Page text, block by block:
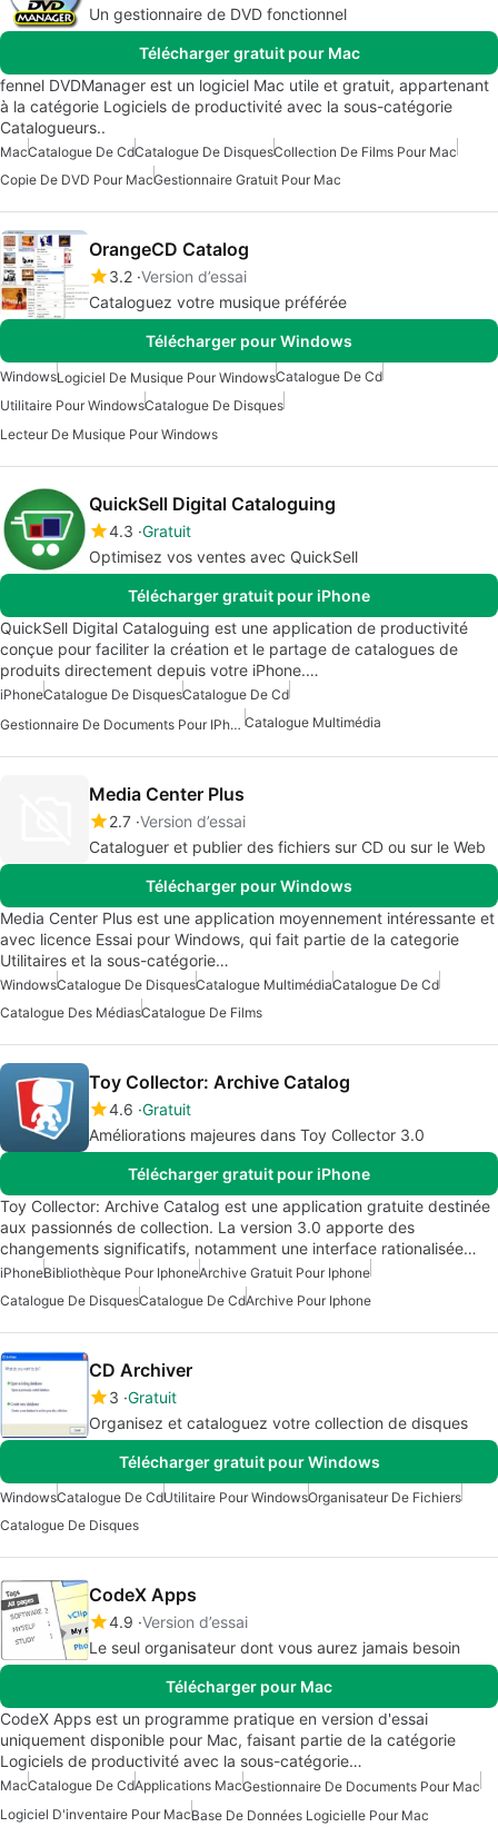
Un gestionnaire de DVD fonctionnel
Télécharger gratuit pour Mac
fennel DVDManager est un logiciel Mac utile et gratuit, appartenant
à la catégorie Logiciels de productivité avec la sous-catégorie
Catalogueurs..
MacCatalogue De CdCatalogue De DisquesCollection De Films Pour Mac
Copie De DVD Pour MacGestionnaire Gratuit Pour Mac
OrangeCD Catalog
3.2 Version d’essai
Cataloguez votre musique préférée
Télécharger pour Windows
WindowsLogiciel De Musique Pour WindowsCatalogue De Cd
Utilitaire Pour WindowsCatalogue De Disques
Lecteur De Musique Pour Windows
QuickSell Digital Cataloguing
4.3 Gratuit
Optimisez vos ventes avec QuickSell
Télécharger gratuit pour iPhone
QuickSell Digital Cataloguing est une application de productivité
conçue pour faciliter la création et le partage de catalogues de
produits directement depuis votre iPhone.…
iPhoneCatalogue De DisquesCatalogue De Cd
Gestionnaire De Documents Pour IPhone Catalogue Multimédia
Media Center Plus
2.7 Version d’essai
Cataloguer et publier des fichiers sur CD ou sur le Web
Télécharger pour Windows
Media Center Plus est une application moyennement intéressante et
avec licence Essai pour Windows, qui fait partie de la categorie
Utilitaires et la sous-catégorie…
WindowsCatalogue De DisquesCatalogue MultimédiaCatalogue De Cd
Catalogue Des MédiasCatalogue De Films
Toy Collector: Archive Catalog
4.6 Gratuit
Améliorations majeures dans Toy Collector 3.0
Télécharger gratuit pour iPhone
Toy Collector: Archive Catalog est une application gratuite destinée
aux passionnés de collection. La version 3.0 apporte des
changements significatifs, notamment une interface rationalisée…
iPhoneBibliothèque Pour IphoneArchive Gratuit Pour Iphone
Catalogue De DisquesCatalogue De CdArchive Pour Iphone
CD Archiver
3 Gratuit
Organisez et cataloguez votre collection de disques
Télécharger gratuit pour Windows
WindowsCatalogue De CdUtilitaire Pour WindowsOrganisateur De Fichiers
Catalogue De Disques
CodeX Apps
4.9 Version d’essai
Le seul organisateur dont vous aurez jamais besoin
Télécharger pour Mac
CodeX Apps est un programme pratique en version d'essai
uniquement disponible pour Mac, faisant partie de la catégorie
Logiciels de productivité avec la sous-catégorie…
MacCatalogue De CdApplications MacGestionnaire De Documents Pour Mac
Logiciel D'inventaire Pour MacBase De Données Logicielle Pour Mac